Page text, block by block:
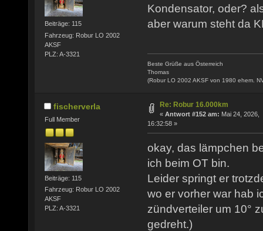
Beiträge: 115
Fahrzeug: Robur LO 2002
AKSF
PLZ: A-3321
Kondensator, oder?
aber warum steht da
Beste Grüße aus Österreich
Thomas
(Robur LO 2002 AKSF von 1980 ehem.
fischerverla
Full Member
Beiträge: 115
Fahrzeug: Robur LO 2002
AKSF
PLZ: A-3321
Re: Robur 16.000km
« Antwort #152 am: Mai 24, 2026,
16:32:58 »
okay, das lämpchen
ich beim OT bin.
Leider springt er
wo er vorher war hab
zündverteiler um 10°
gedreht.)